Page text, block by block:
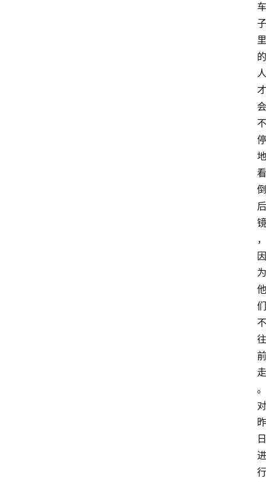
车
子
里
的
人
才
会
不
停
地
看
倒
后
镜
，
因
为
他
们
不
往
前
走
。
对
昨
日
进
行